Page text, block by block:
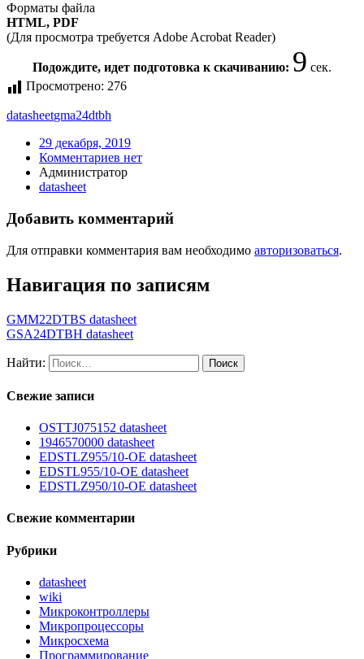
Форматы файла
HTML, PDF
(Для просмотра требуется Adobe Acrobat Reader)
Подождите, идет подготовка к скачиванию: 9 сек.
Просмотрено: 276
datasheetgma24dtbh
29 декабря, 2019
Комментариев нет
Администратор
datasheet
Добавить комментарий
Для отправки комментария вам необходимо авторизоваться.
Навигация по записям
GMM22DTBS datasheet
GSA24DTBH datasheet
Найти:
Свежие записи
OSTTJ075152 datasheet
1946570000 datasheet
EDSTLZ955/10-OE datasheet
EDSTL955/10-OE datasheet
EDSTLZ950/10-OE datasheet
Свежие комментарии
Рубрики
datasheet
wiki
Микроконтроллеры
Микропроцессоры
Микросхема
Программирование